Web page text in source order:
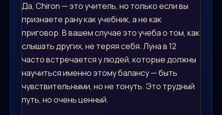
Да, Chiron — это учитель, но только если вы
признаете рану как учебник, а не как
приговор. В вашем случае это учеба о том, как
слышать других, не теряя себя. Луна в 12
часто встречается у людей, которые должны
научиться именно этому балансу — быть
чувствительными, но не тонуть. Это трудный
путь, но очень ценный.